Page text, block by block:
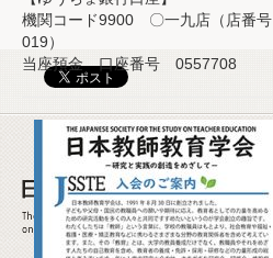
機関コード9900 〇一九店（店番号
019）
当座預金 口座番号 0557708